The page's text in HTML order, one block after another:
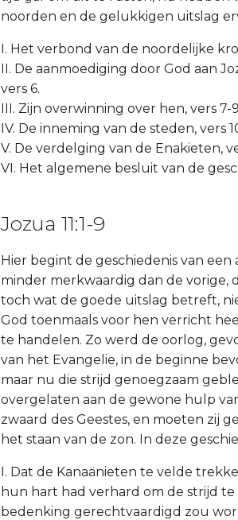
noorden en de gelukkigen uitslag
I. Het verbond van de noordelijke
II. De aanmoediging door God aan
vers 6.
III. Zijn overwinning over hen, vers 7-
IV. De inneming van de steden, vers
V. De verdelging van de Enakieten,
VI. Het algemene besluit van de
Jozua 11:1-9
Hier begint de geschiedenis van
minder merkwaardig dan de vorige,
toch wat de goede uitslag betreft,
God toenmaals voor hen verricht
te handelen. Zo werd de oorlog,
van het Evangelie, in de beginne
maar nu die strijd genoegzaam
overgelaten aan de gewone hulp
zwaard des Geestes, en moeten zij
het staan van de zon. In deze
I. Dat de Kanaänieten te velde
hun hart had verhard om de strijd
bedenking gerechtvaardigd zou